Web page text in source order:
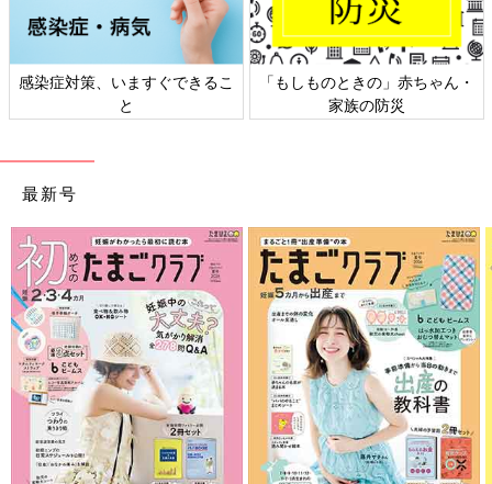
策、いますぐできるこ
「もしものときの」赤ちゃん・
家族の防災
日本外
最新号